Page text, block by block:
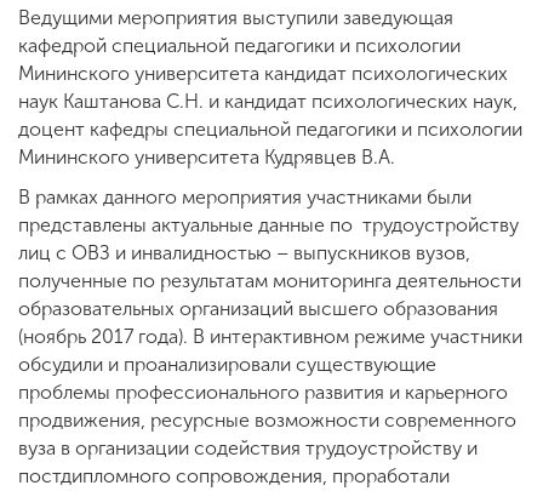
Ведущими мероприятия выступили заведующая
кафедрой специальной педагогики и психологии
Мининского университета кандидат психологических
наук Каштанова С.Н. и кандидат психологических наук,
доцент кафедры специальной педагогики и психологии
Мининского университета Кудрявцев В.А.
В рамках данного мероприятия участниками были
представлены актуальные данные по трудоустройству
лиц с ОВЗ и инвалидностью – выпускников вузов,
полученные по результатам мониторинга деятельности
образовательных организаций высшего образования
(ноябрь 2017 года). В интерактивном режиме участники
обсудили и проанализировали существующие
проблемы профессионального развития и карьерного
продвижения, ресурсные возможности современного
вуза в организации содействия трудоустройству и
постдипломного сопровождения, проработали